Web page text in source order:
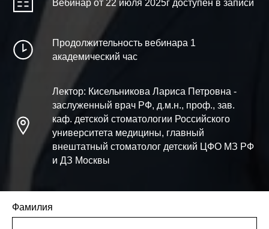
Вебинар от 22 июля 2025г доступен в записи
Продолжительность вебинара 1
академический час
Лектор: Кисельникова Лариса Петровна -
заслуженный врач РФ, д.м.н., проф., зав.
каф. детской стоматологии Российского
университета медицины, главный
внештатный стоматолог детский ЦФО МЗ РФ
и ДЗ Москвы
Фамилия